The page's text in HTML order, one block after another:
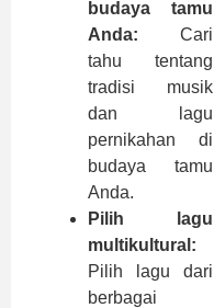
budaya tamu
Anda: Cari
tahu tentang
tradisi musik
dan lagu
pernikahan di
budaya tamu
Anda.
Pilih lagu
multikultural:
Pilih lagu dari
berbagai